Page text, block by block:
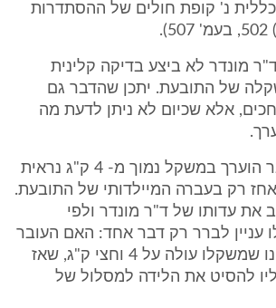
נ' קופת חולים של ההסתדרות
שד"ר מונדר לא ביצע בדיקה קלינית
של התובעת. יתכן שהדבר גם
אלא שכיום לא ניתן לדעת מה
האפשרות שהעובר הוערך במשקל נמוך מ- 4 ק"ג נראית
רק בעברה המיילדותי של התובעת.
את עדותו של ד"ר מונדר ולפי
עניין לברר רק דבר אחד: האם העובר
מספיק גדול, דהיינו שמשקלו עולה על 4 וחצי ק"ג, שאז
להסיט את הלידה למסלול של